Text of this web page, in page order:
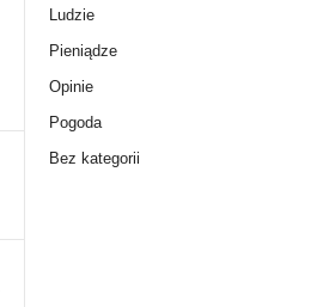
Ludzie
Pieniądze
Opinie
Pogoda
Bez kategorii